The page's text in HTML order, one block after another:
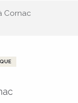
Cornac